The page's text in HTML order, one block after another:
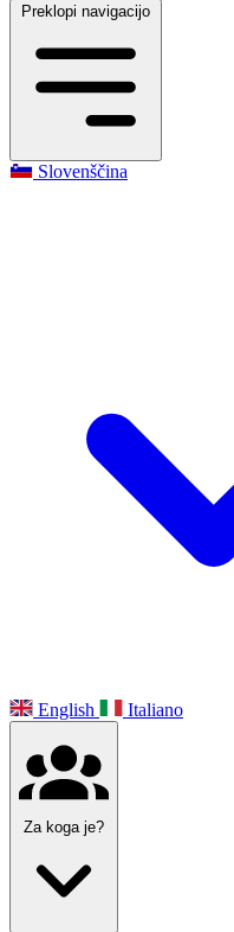
Preklopi navigacijo
Slovenščina
English Italiano
Za koga je?